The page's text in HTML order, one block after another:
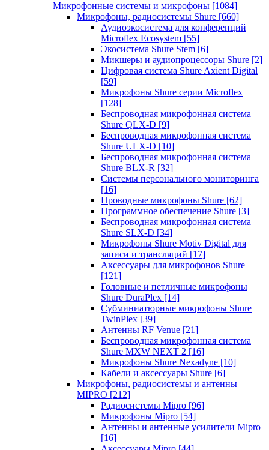
Микрофонные системы и микрофоны [1084]
Микрофоны, радиосистемы Shure [660]
Аудиоэкосистема для конференций
Microflex Ecosystem [55]
Экосистема Shure Stem [6]
Микшеры и аудиопроцессоры Shure [2]
Цифровая система Shure Axient Digital
[59]
Микрофоны Shure серии Microflex
[128]
Беспроводная микрофонная система
Shure QLX-D [9]
Беспроводная микрофонная система
Shure ULX-D [10]
Беспроводная микрофонная система
Shure BLX-R [32]
Системы персонального мониторинга
[16]
Проводные микрофоны Shure [62]
Программное обеспечение Shure [3]
Беспроводная микрофонная система
Shure SLX-D [34]
Микрофоны Shure Motiv Digital для
записи и трансляций [17]
Аксессуары для микрофонов Shure
[121]
Головные и петличные микрофоны
Shure DuraPlex [14]
Субминиатюрные микрофоны Shure
TwinPlex [39]
Антенны RF Venue [21]
Беспроводная микрофонная система
Shure MXW NEXT 2 [16]
Микрофоны Shure Nexadyne [10]
Кабели и аксессуары Shure [6]
Микрофоны, радиосистемы и антенны
MIPRO [212]
Радиосистемы Mipro [96]
Микрофоны Mipro [54]
Антенны и антенные усилители Mipro
[16]